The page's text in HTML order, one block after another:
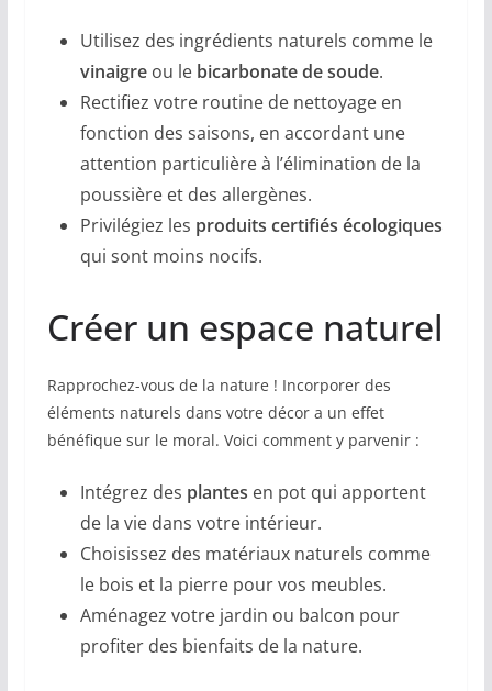
Utilisez des ingrédients naturels comme le
vinaigreou le bicarbonate de soude.
Rectifiez votre routine de nettoyage en
fonction des saisons, en accordant une
attention particulière à l’élimination de la
poussière et des allergènes.
Privilégiez les produits certifiés écologiques
qui sont moins nocifs.
Créer un espace naturel
Rapprochez-vous de la nature ! Incorporer des
éléments naturels dans votre décor a un effet
bénéfique sur le moral. Voici comment y parvenir :
Intégrez des plantes en pot qui apportent
de la vie dans votre intérieur.
Choisissez des matériaux naturels comme
le bois et la pierre pour vos meubles.
Aménagez votre jardin ou balcon pour
profiter des bienfaits de la nature.